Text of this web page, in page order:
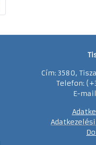
Cím: 3580,
Telefon:
E-